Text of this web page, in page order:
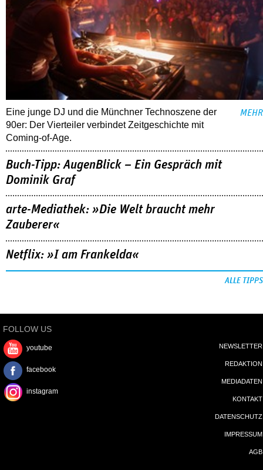
Eine junge DJ und die Münchner Technoszene der
90er: Der Vierteiler verbindet Zeitgeschichte mit
Coming-of-Age.
MEHR
Buch-Tipp: AugenBlick – Ein Gespräch mit
Dominik Graf
arte-Mediathek: »Die Welt braucht mehr
Zauberer«
Netflix: »I am Frankelda«
FOLLOW US
youtube
IMPRESSUM
AGB